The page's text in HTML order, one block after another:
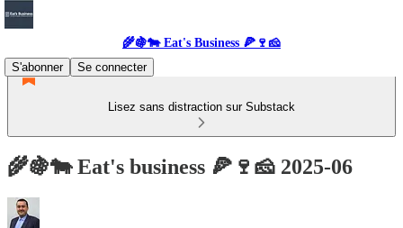
🌾🍇🐄 Eat's Business 🍕🍷🧀
S'abonner
Se connecter
Lisez sans distraction sur Substack
🌾🍇🐄 Eat's business 🍕🍷🧀 2025-06